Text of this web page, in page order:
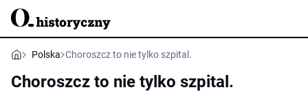
Polska Choroszcz to nie tylko szpital.
Choroszcz to nie tylko szpital.